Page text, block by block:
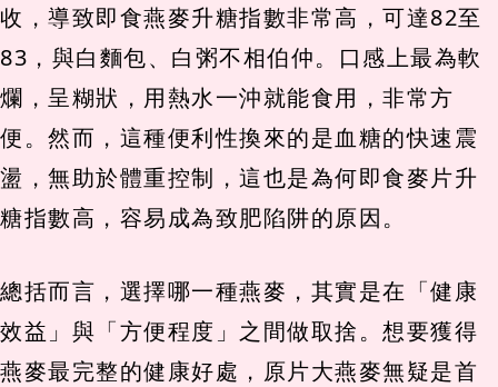
收，導致即食燕麥升糖指數非常高，可達82至
83，與白麵包、白粥不相伯仲。口感上最為軟
爛，呈糊狀，用熱水一沖就能食用，非常方
便。然而，這種便利性換來的是血糖的快速震
盪，無助於體重控制，這也是為何即食麥片升
糖指數高，容易成為致肥陷阱的原因。
總括而言，選擇哪一種燕麥，其實是在「健康
效益」與「方便程度」之間做取捨。想要獲得
燕麥最完整的健康好處，原片大燕麥無疑是首